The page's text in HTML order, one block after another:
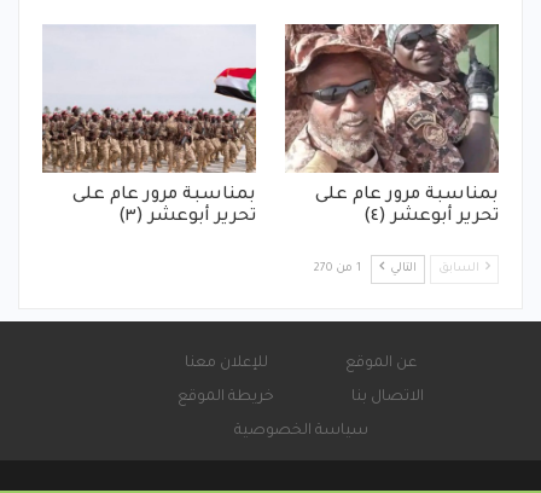
بمناسبة مرور عام على
تحرير أبوعشر (٤)
بمناسبة مرور عام على
تحرير أبوعشر (٣)
السابق التالي 1 من 270
عن الموقع
للإعلان معنا
الاتصال بنا
خريطة الموقع
سياسة الخصوصية